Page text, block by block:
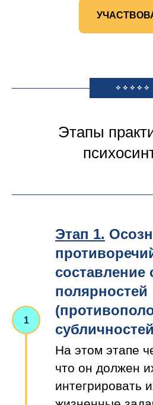
✧✧✧✧✧
Этапы
Этап 1.
составление
полярностей
На этом этапе
что он должен
интегрировать